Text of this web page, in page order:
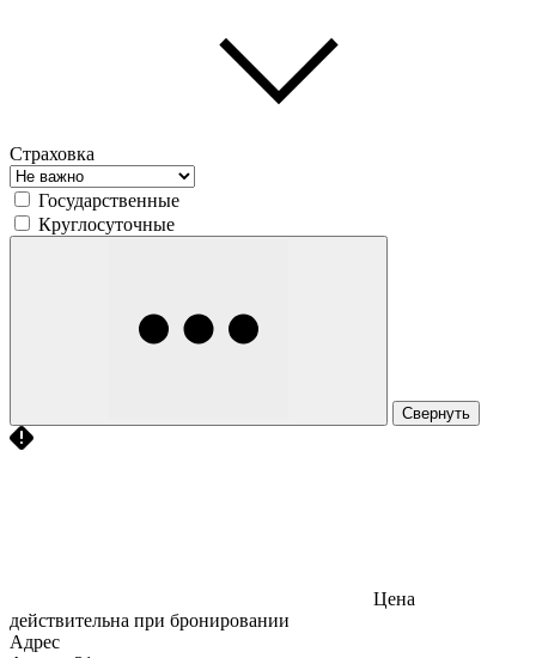
Страховка
Государственные
Круглосуточные
Свернуть
Цена
действительна при бронировании
Адрес